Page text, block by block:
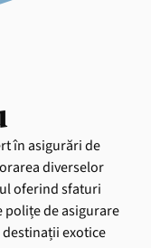
în asigurări de
diverselor
oferind sfaturi
polițe de asigurare
destinații exotice